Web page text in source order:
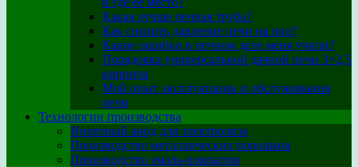
Какая лучше печная труба?
Как снизить давление печи на пол?
Какие ошибки в печном деле меня учили?
Порядовка универсальной дачной печи 3×2,5
кирпича
Мой опыт эксплуатации и обслуживания
печи
Технологии производства
Инертный анод для электролиза
Производство металлических порошков
Производство эмаль-покрытия